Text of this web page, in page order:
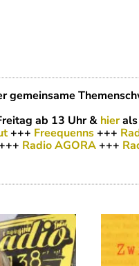
ab 13 Uhr & hierals
+++ Freequenns+++
Radio AGORA+++